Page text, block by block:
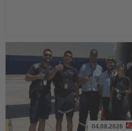
04.08.2026